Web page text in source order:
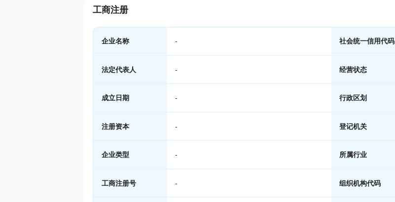
工商注册
企业名称 - 社会统一信用代码
法定代表人 - 经营状态
成立日期 - 行政区划
注册资本 - 登记机关
企业类型 - 所属行业
工商注册号 - 组织机构代码